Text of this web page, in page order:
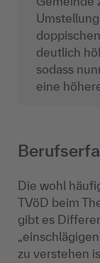
deutlich
sodass
eine
Die wohl
TVöD beim
gibt es
zu verstehen